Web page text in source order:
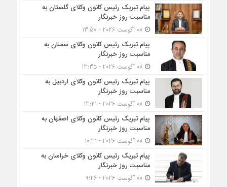
پیام تبریک رئیس کانون وکلای گلستان به
مناسبت روز خبرنگار
پیام تبریک رئیس کانون وکلای سمنان به
مناسبت روز خبرنگار
پیام تبریک رئیس کانون وکلای اردبیل به
مناسبت روز خبرنگار
پیام تبریک رئیس کانون وکلای اصفهان به
مناسبت روز خبرنگار
پیام تبریک رئیس کانون وکلای خراسان به
مناسبت روز خبرنگار